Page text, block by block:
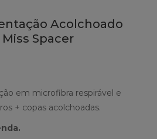
Acolchoado
Spacer
em microfibra respirável e
+ copas acolchoadas.